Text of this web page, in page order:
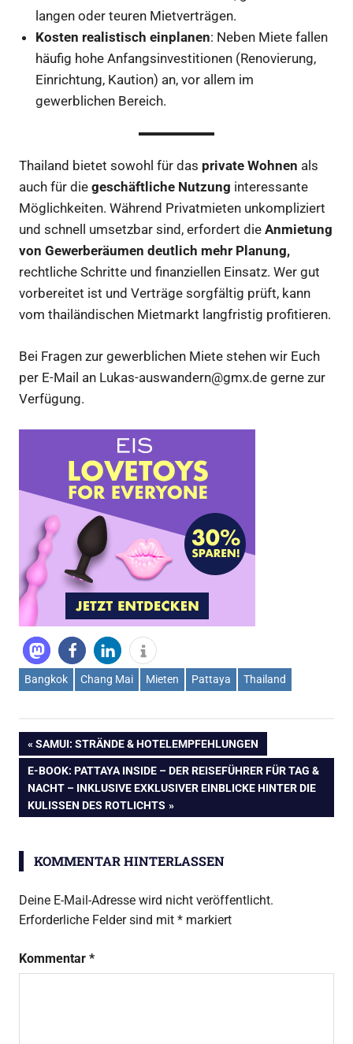
langen oder teuren Mietverträgen.
Kosten realistisch einplanen: Neben Miete fallen
häufig hohe Anfangsinvestitionen (Renovierung,
Einrichtung, Kaution) an, vor allem im
gewerblichen Bereich.
Thailand bietet sowohl für das private Wohnen als
auch für die geschäftliche Nutzung interessante
Möglichkeiten. Während Privatmieten unkompliziert
und schnell umsetzbar sind, erfordert die Anmietung
von Gewerberäumen deutlich mehr Planung,
rechtliche Schritte und finanziellen Einsatz. Wer gut
vorbereitet ist und Verträge sorgfältig prüft, kann
vom thailändischen Mietmarkt langfristig profitieren.
Bei Fragen zur gewerblichen Miete stehen wir Euch
per E-Mail an Lukas-auswandern@gmx.de gerne zur
Verfügung.
Bangkok Chang Mai Mieten Pattaya Thailand
Beitragsnavigation
VORHERIGER
BEITRAG:
SAMUI: STRÄNDE & HOTELEMPFEHLUNGEN
NÄCHSTER
BEITRAG:
E-BOOK: PATTAYA INSIDE – DER REISEFÜHRER FÜR TAG &
NACHT – INKLUSIVE EXKLUSIVER EINBLICKE HINTER DIE
KULISSEN DES ROTLICHTS
KOMMENTAR HINTERLASSEN
Deine E-Mail-Adresse wird nicht veröffentlicht.
Erforderliche Felder sind mit * markiert
Kommentar *